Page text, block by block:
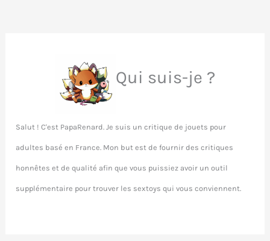
Qui suis-je ?
Salut ! C'est PapaRenard. Je suis un critique de jouets pour
adultes basé en France. Mon but est de fournir des critiques
honnêtes et de qualité afin que vous puissiez avoir un outil
supplémentaire pour trouver les sextoys qui vous conviennent.